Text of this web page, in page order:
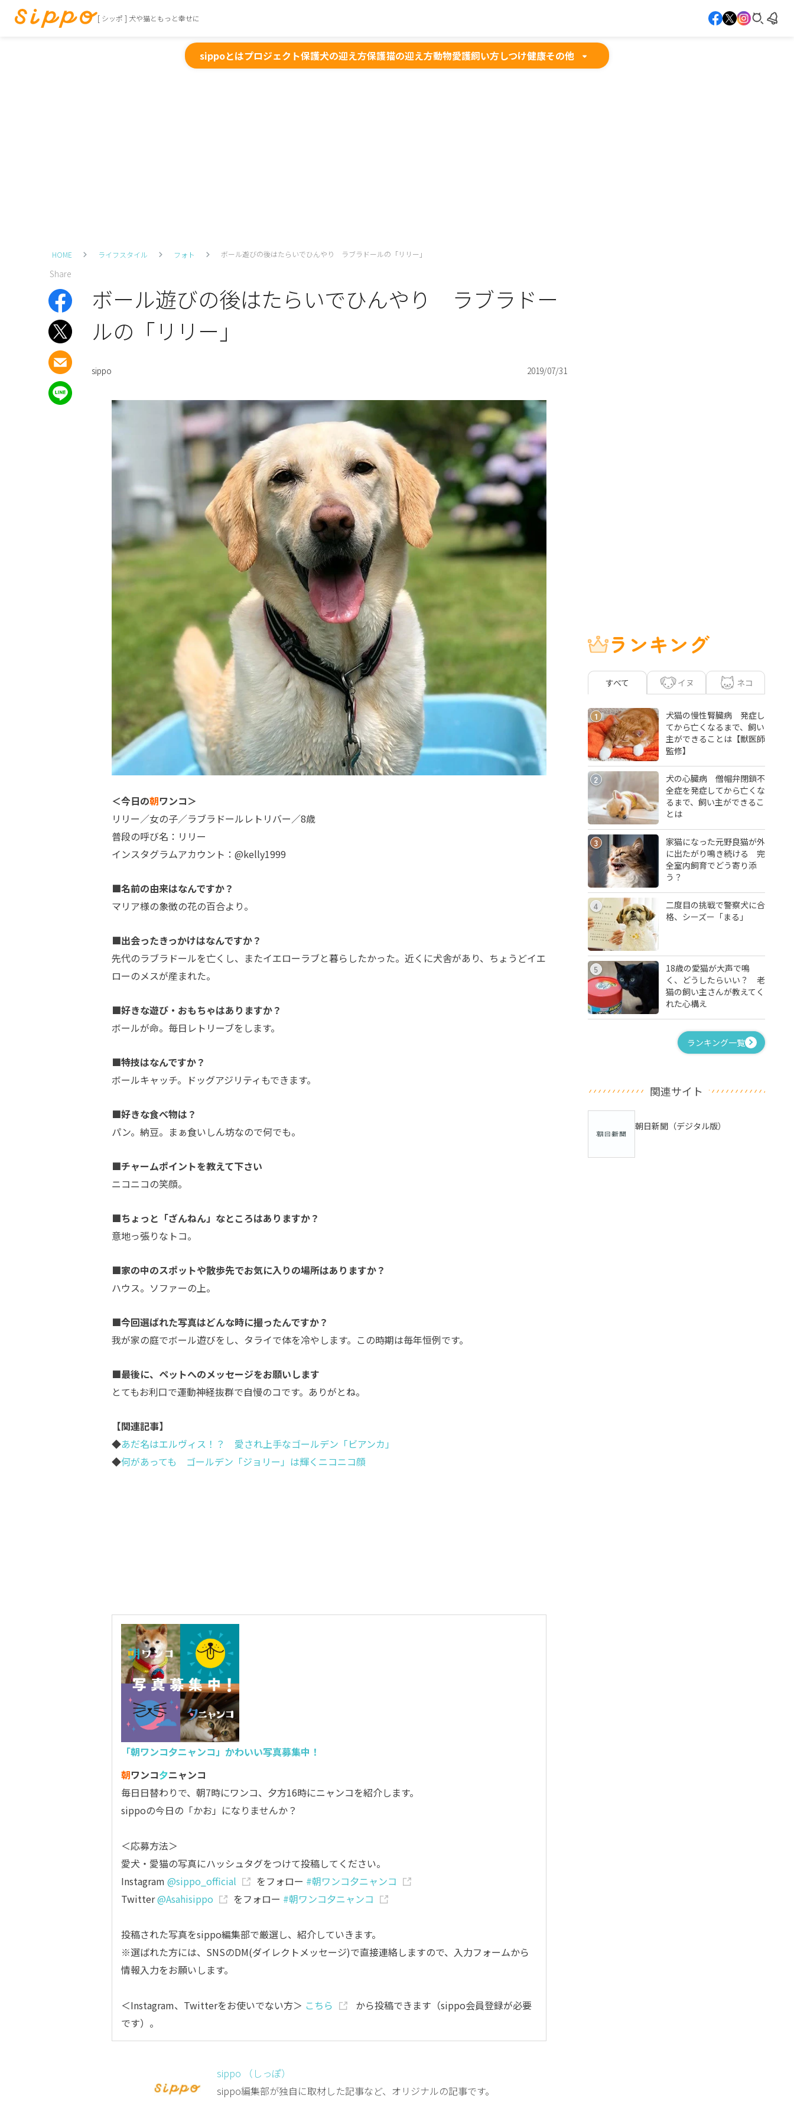
[ シッポ ] 犬や猫ともっと幸せに
sippoとはプロジェクト保護犬の迎え方保護猫の迎え方動物愛護飼い方しつけ健康その他
HOME ライフスタイル フォト ボール遊びの後はたらいでひんやり ラブラドールの「リリー」
Share
ボール遊びの後はたらいでひんやり ラブラドー
ルの「リリー」
sippo 2019/07/31
＜今日の朝ワンコ＞
リリー／女の子／ラブラドールレトリバー／8歳
普段の呼び名：リリー
インスタグラムアカウント：@kelly1999
■名前の由来はなんですか？
マリア様の象徴の花の百合より。
■出会ったきっかけはなんですか？
先代のラブラドールを亡くし、またイエローラブと暮らしたかった。近くに犬舎があり、ちょうどイエ
ローのメスが産まれた。
■好きな遊び・おもちゃはありますか？
ボールが命。毎日レトリーブをします。
■特技はなんですか？
ボールキャッチ。ドッグアジリティもできます。
■好きな食べ物は？
パン。納豆。まぁ食いしん坊なので何でも。
■チャームポイントを教えて下さい
ニコニコの笑顔。
■ちょっと「ざんねん」なところはありますか？
意地っ張りなトコ。
■家の中のスポットや散歩先でお気に入りの場所はありますか？
ハウス。ソファーの上。
■今回選ばれた写真はどんな時に撮ったんですか？
我が家の庭でボール遊びをし、タライで体を冷やします。この時期は毎年恒例です。
■最後に、ペットへのメッセージをお願いします
とてもお利口で運動神経抜群で自慢のコです。ありがとね。
【関連記事】
◆あだ名はエルヴィス！？ 愛され上手なゴールデン「ビアンカ」
◆何があっても ゴールデン「ジョリー」は輝くニコニコ顔
「朝ワンコ夕ニャンコ」かわいい写真募集中！
朝ワンコ夕ニャンコ
毎日日替わりで、朝7時にワンコ、夕方16時にニャンコを紹介します。
sippoの今日の「かお」になりませんか？
＜応募方法＞
愛犬・愛猫の写真にハッシュタグをつけて投稿してください。
Instagram @sippo_official をフォロー #朝ワンコ夕ニャンコ
Twitter@Asahisippo をフォロー #朝ワンコ夕ニャンコ
投稿された写真をsippo編集部で厳選し、紹介していきます。
※選ばれた方には、SNSのDM(ダイレクトメッセージ)で直接連絡しますので、入力フォームから
情報入力をお願いします。
＜Instagram、Twitterをお使いでない方＞ こちら
から投稿できます（sippo会員登録が必要
です）。
sippo （しっぽ）
sippo編集部が独自に取材した記事など、オリジナルの記事です。
ランキング
すべて イヌ ネコ
1
犬猫の慢性腎臓病 発症し
てから亡くなるまで、飼い
主ができることは【獣医師
監修】
2
犬の心臓病 僧帽弁閉鎖不
全症を発症してから亡くな
るまで、飼い主ができるこ
とは
3
家猫になった元野良猫が外
に出たがり鳴き続ける 完
全室内飼育でどう寄り添
う？
4
二度目の挑戦で警察犬に合
格、シーズー「まる」
5
18歳の愛猫が大声で鳴
く、どうしたらいい？ 老
猫の飼い主さんが教えてく
れた心構え
ランキング一覧
関連サイト
朝日新聞（デジタル版）